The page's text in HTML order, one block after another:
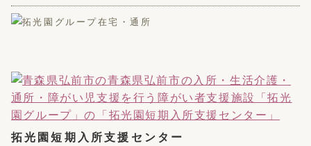
拓光園短期入所支援センター